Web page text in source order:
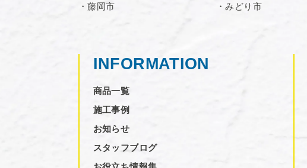
・藤岡市
・みどり市
INFORMATION
商品一覧
施工事例
お知らせ
スタッフブログ